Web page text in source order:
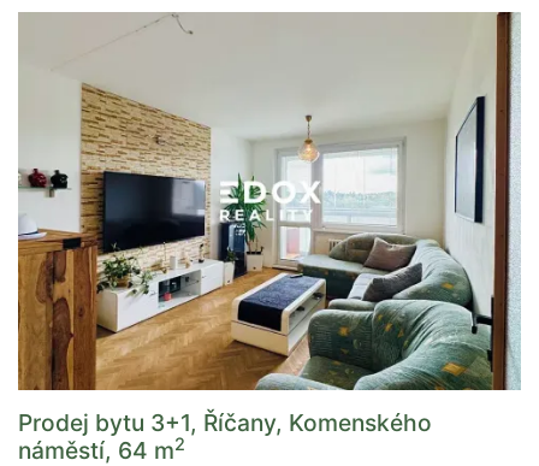
Prodej bytu 3+1, Říčany, Komenského
náměstí, 64 m2